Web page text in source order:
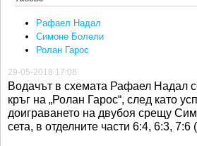
Рафаел Надал
Симоне Болели
Ролан Гарос
29-05-2018 17:08
Водачът в схемата Рафаел Надал
кръг на „Ролан Гарос“, след като
доиграването на двубоя срещу
сета, в отделните части 6:4, 6:3, 7:6